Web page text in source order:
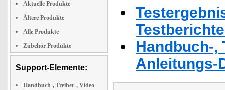
Aktuelle Produkte
Ältere Produkte
Alle Produkte
Zubehör Produkte
Support-Elemente:
Handbuch-, Treiber-, Video-
Handbuch-,
Anleitungs-